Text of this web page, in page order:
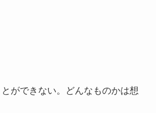
とができない。どんなものかは想